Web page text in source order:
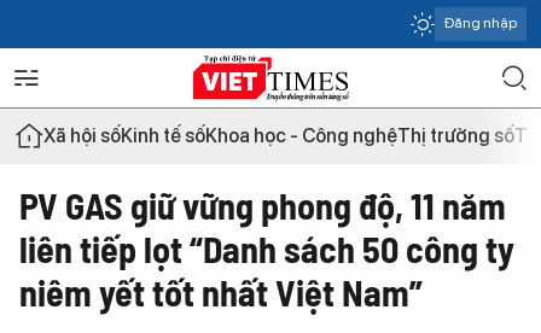
Đăng nhập
Xã hội sốKinh tế sốKhoa học - Công nghệThị trường số
PV GAS giữ vững phong độ, 11 năm
liên tiếp lọt “Danh sách 50 công ty
niêm yết tốt nhất Việt Nam”